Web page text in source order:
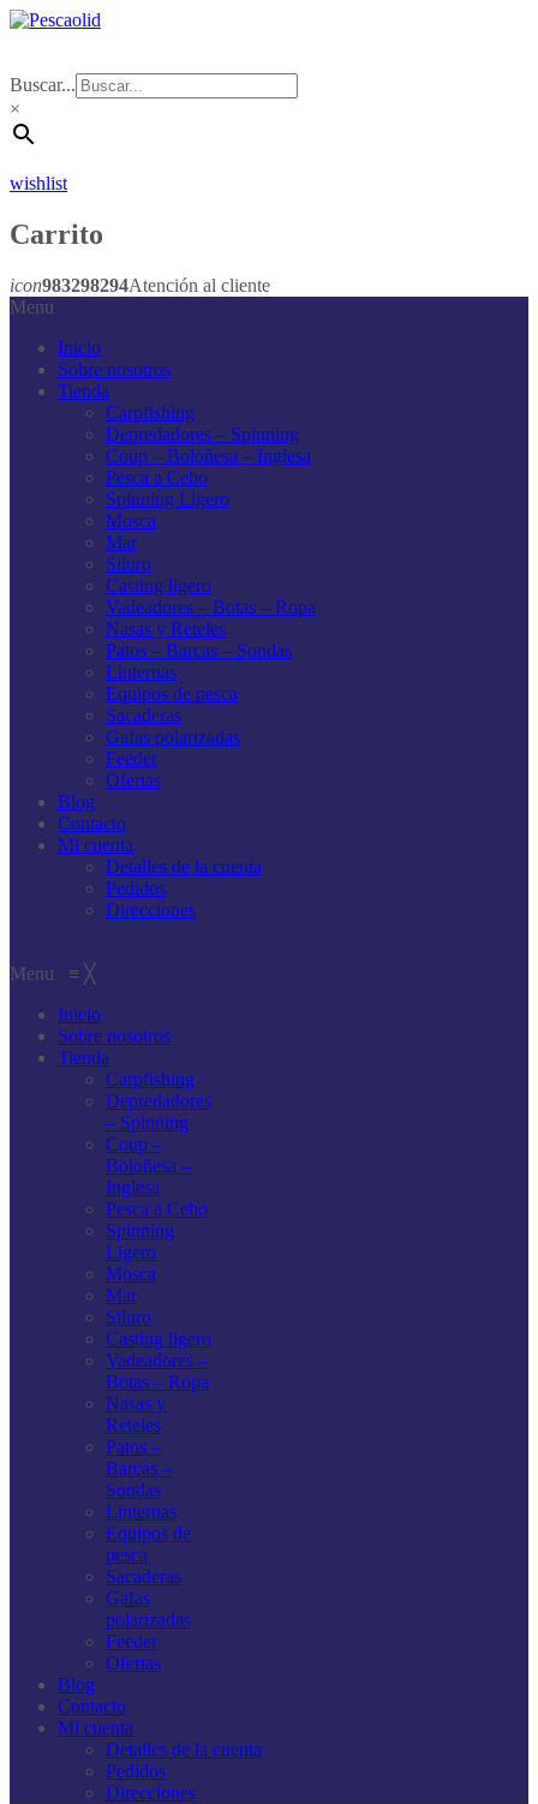
Buscar...
×
wishlist
Carrito
icon983298294Atención al cliente
Menu
Inicio
Sobre nosotros
Tienda
Carpfishing
Depredadores – Spinning
Coup – Boloñesa – Inglesa
Pesca a Cebo
Spinning Ligero
Mosca
Mar
Siluro
Casting ligero
Vadeadores – Botas – Ropa
Nasas y Reteles
Patos – Barcas – Sondas
Linternas
Equipos de pesca
Sacaderas
Gafas polarizadas
Feeder
Ofertas
Blog
Contacto
Mi cuenta
Detalles de la cuenta
Pedidos
Direcciones
Menu ≡ ╳
Inicio
Sobre nosotros
Tienda
Carpfishing
Depredadores
– Spinning
Coup –
Boloñesa –
Inglesa
Pesca a Cebo
Spinning
Ligero
Mosca
Mar
Siluro
Casting ligero
Vadeadores –
Botas – Ropa
Nasas y
Reteles
Patos –
Barcas –
Sondas
Linternas
Equipos de
pesca
Sacaderas
Gafas
polarizadas
Feeder
Ofertas
Blog
Contacto
Mi cuenta
Detalles de la cuenta
Pedidos
Direcciones